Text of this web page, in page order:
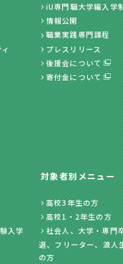
iU専門職大学編入学
情報公開
職業実践専門課程
プレスリリース
後援会について
寄付金について
入学
対象者別メニュー
高校3年生の方
高校1・2年生の方
社会人、大学・専門
退、フリーター、浪人
の方